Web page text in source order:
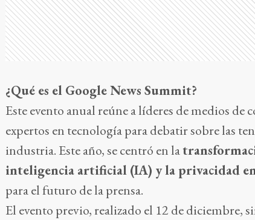
¿Qué es el Google News Summit?
Este evento anual reúne a líderes de medios
expertos en tecnología para debatir sobre las
industria. Este año, se centró en la
inteligencia artificial (IA) y la privacidad
para el futuro de la prensa.
El evento previo, realizado el 12 de diciembre,